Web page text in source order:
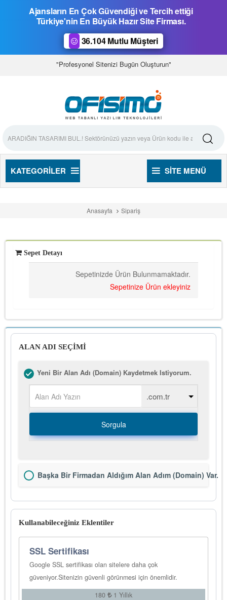
Ajansların En Çok Güvendiği ve Tercih ettiği
Türkiye'nin En Büyük Hazır Site Firması.
36.104 Mutlu Müşteri
"Profesyonel Sitenizi Bugün Oluşturun"
KATEGORILER SITE MENÜ
Anasayfa Sipariş
Sepet Detayı
Sepetinizde Ürün Bulunmamaktadır.
Sepetinize Ürün ekleyiniz
ALAN ADI SEÇİMİ
Yeni Bir Alan Adı (Domain) Kaydetmek Istiyorum.
Sorgula
Başka Bir Firmadan Aldığım Alan Adım (Domain) Var.
Kullanabileceğiniz Eklentiler
SSL Sertifikası
Google SSL sertifikası olan sitelere daha çok
güveniyor.Sitenizin güvenli görünmesi için önemlidir.
180
1 Yıllık